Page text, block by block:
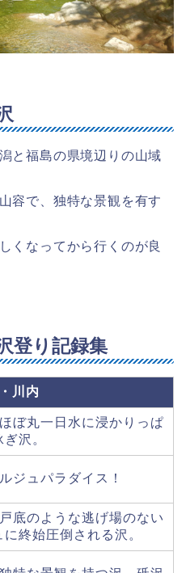
と福島の県境辺りの山域
容で、独特な景観を有す
くなってから行くのが良
登り記録集
川内
ぼ丸一日水に浸かりっぱ
沢。
ジュパラダイス！
底のような逃げ場のない
に終始圧倒される沢。